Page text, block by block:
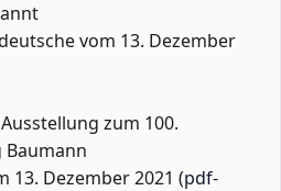
vom 13. Dezember
zum 100.
13. Dezember 2021 (pdf-